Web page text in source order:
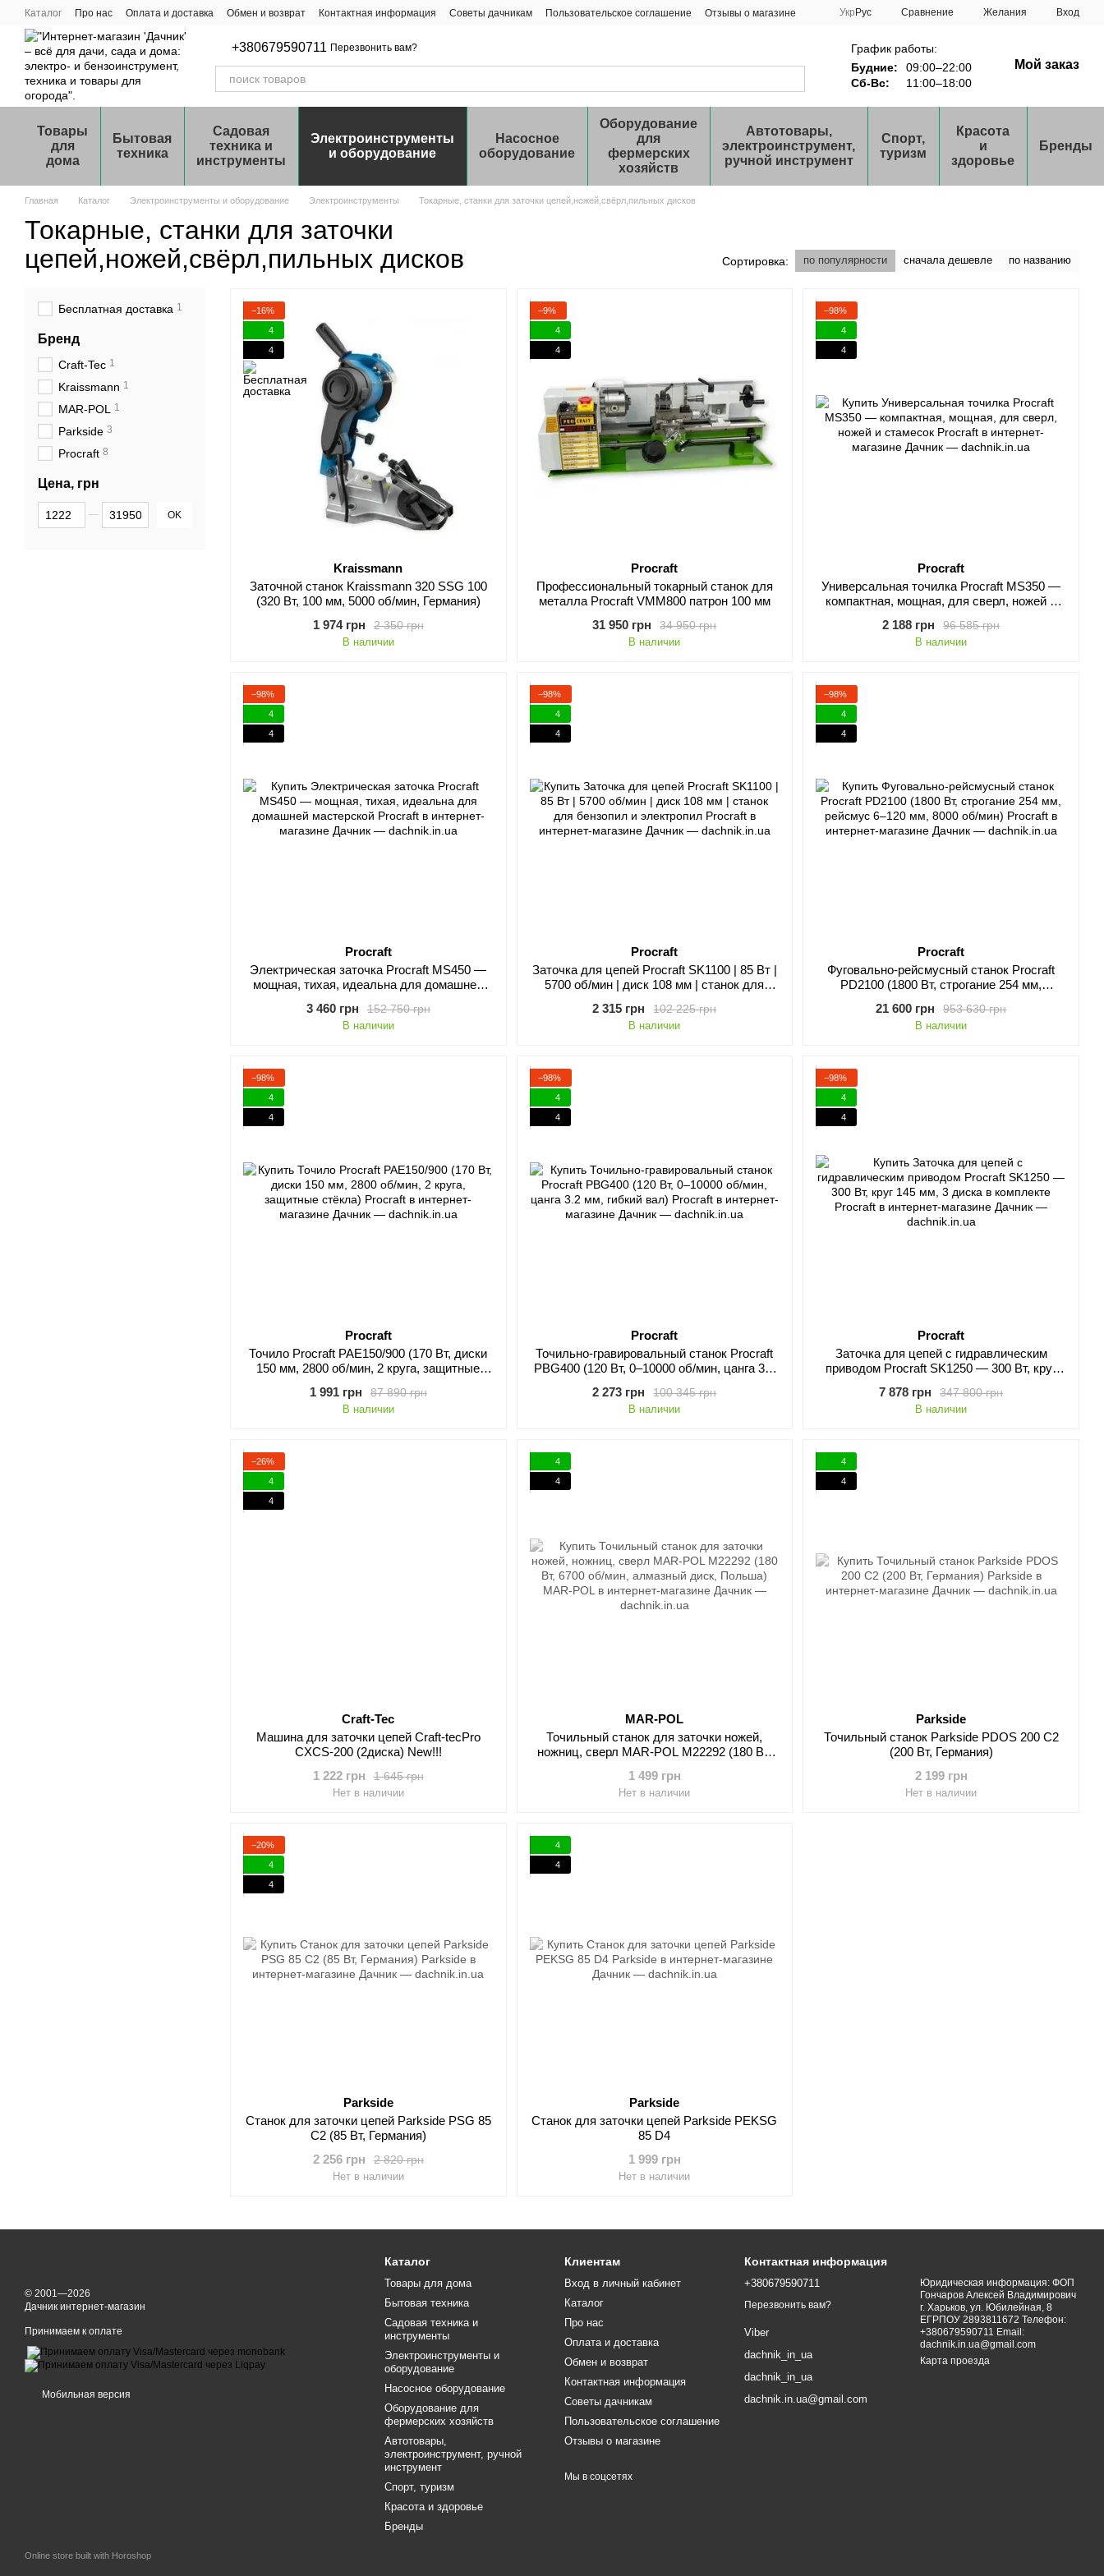
Перейти к основному контенту
Каталог Про нас Оплата и доставка Обмен и возврат Контактная информация Советы дачникам Пользовательское соглашение Отзывы о магазине Укр Рус Сравнение Желания Вход
+380679590711 Перезвонить вам?
График работы:
Будние:
09:00–22:00
Сб-Вс:
11:00–18:00
Мой заказ
Товары
для
дома
Бытовая
техника
Садовая
техника и
инструменты
Электроинструменты
и оборудование
Насосное
оборудование
Оборудование
для
фермерских
хозяйств
Автотовары,
электроинструмент,
ручной инструмент
Спорт,
туризм
Красота
и
здоровье
Бренды
Главная Каталог Электроинструменты и оборудование Электроинструменты Токарные, станки для заточки цепей,ножей,свёрл,пильных дисков
Токарные, станки для заточки
цепей,ножей,свёрл,пильных дисков
Сортировка: по популярности сначала дешевле по названию
−16%
4
4
Kraissmann
Заточной станок Kraissmann 320 SSG 100
(320 Вт, 100 мм, 5000 об/мин, Германия)
2 350 грн
1 974 грн
В наличии
−9%
4
4
Procraft
Профессиональный токарный станок для
металла Procraft VMM800 патрон 100 мм
34 950 грн
31 950 грн
В наличии
−98%
4
4
Procraft
Универсальная точилка Procraft MS350 —
компактная, мощная, для сверл, ножей и
96 585 грн
2 188 грн
В наличии
−98%
4
4
Procraft
Электрическая заточка Procraft MS450 —
мощная, тихая, идеальна для домашней
152 750 грн
3 460 грн
В наличии
−98%
4
4
Procraft
Заточка для цепей Procraft SK1100 | 85 Вт |
5700 об/мин | диск 108 мм | станок для
102 225 грн
2 315 грн
В наличии
−98%
4
4
Procraft
Фуговально-рейсмусный станок Procraft
PD2100 (1800 Вт, строгание 254 мм,
953 630 грн
21 600 грн
В наличии
−98%
4
4
Procraft
Точило Procraft PAE150/900 (170 Вт, диски
150 мм, 2800 об/мин, 2 круга, защитные
87 890 грн
1 991 грн
В наличии
−98%
4
4
Procraft
Точильно-гравировальный станок Procraft
PBG400 (120 Вт, 0–10000 об/мин, цанга 3.2
100 345 грн
2 273 грн
В наличии
−98%
4
4
Procraft
Заточка для цепей с гидравлическим
приводом Procraft SK1250 — 300 Вт, круг
347 800 грн
7 878 грн
В наличии
−26%
4
4
Craft-Tec
Машина для заточки цепей Craft-tecPro
CXCS-200 (2диска) New!!!
1 645 грн
1 222 грн
Нет в наличии
4
4
MAR-POL
Точильный станок для заточки ножей,
ножниц, сверл MAR-POL M22292 (180 Вт,
1 499 грн
Нет в наличии
4
4
Parkside
Точильный станок Parkside PDOS 200 C2
(200 Вт, Германия)
2 199 грн
Нет в наличии
−20%
4
4
Parkside
Станок для заточки цепей Parkside PSG 85
С2 (85 Вт, Германия)
2 820 грн
2 256 грн
Нет в наличии
4
4
Parkside
Станок для заточки цепей Parkside PEKSG
85 D4
1 999 грн
Нет в наличии
Бесплатная доставка 1
Бренд
Craft-Tec 1
Kraissmann 1
MAR-POL 1
Parkside 3
Procraft 8
Цена, грн
От Цена, грн
До Цена, грн OK
© 2001—2026
Дачник интернет-магазин
Принимаем к оплате
Мобильная версия
Online store built with Horoshop
Каталог
Товары для дома
Бытовая техника
Садовая техника и
инструменты
Электроинструменты и
оборудование
Насосное оборудование
Оборудование для
фермерских хозяйств
Автотовары,
электроинструмент, ручной
инструмент
Спорт, туризм
Красота и здоровье
Бренды
Клиентам
Вход в личный кабинет
Каталог
Про нас
Оплата и доставка
Обмен и возврат
Контактная информация
Советы дачникам
Пользовательское соглашение
Отзывы о магазине
Мы в соцсетях
Контактная информация
+380679590711
Перезвонить вам?
Viber
dachnik_in_ua
dachnik_in_ua
dachnik.in.ua@gmail.com
Юридическая информация: ФОП
Гончаров Алексей Владимирович
г. Харьков, ул. Юбилейная, 8
ЕГРПОУ 2893811672 Телефон:
+380679590711 Email:
dachnik.in.ua@gmail.com
Карта проезда